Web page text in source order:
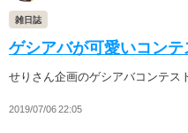
雑日誌
ゲシアバが可愛いコンテ
せりさん企画のゲシアバコンテス
2019/07/06 22:05